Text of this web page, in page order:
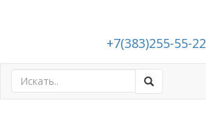
+7(383)255-55-22